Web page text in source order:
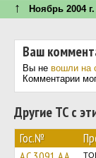
↑ Ноябрь 2004 г.
Ваш
Вы не вошли на
Комментарии
Другие ТС с
Гос.№